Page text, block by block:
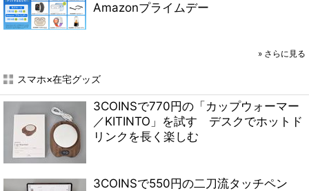
Amazonプライムデー
» さらに見る
スマホ×在宅グッズ
3COINSで770円の「カップウォーマー
／KITINTO」を試す デスクでホットド
リンクを長く楽しむ
3COINSで550円の二刀流タッチペン